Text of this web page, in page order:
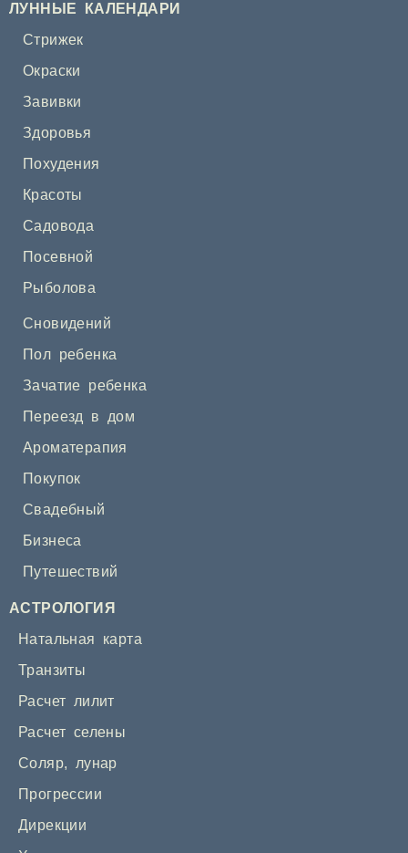
ЛУННЫЕ КАЛЕНДАРИ
Стрижек
Окраски
Завивки
Здоровья
Похудения
Красоты
Садовода
Посевной
Рыболова
Сновидений
Пол ребенка
Зачатие ребенка
Переезд в дом
Ароматерапия
Покупок
Свадебный
Бизнеса
Путешествий
АСТРОЛОГИЯ
Натальная карта
Транзиты
Расчет лилит
Расчет селены
Соляр, лунар
Прогрессии
Дирекции